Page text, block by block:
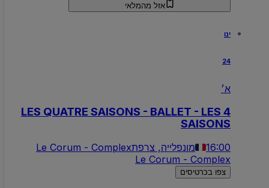
אזל מהמלאי
24
א׳
LES QUATRE SAISONS - BALLET - LES 4
SAISONS
16:00 מונפלייה, צרפתLe Corum - Complex
Le Corum - Complex
צפו בכרטיסים